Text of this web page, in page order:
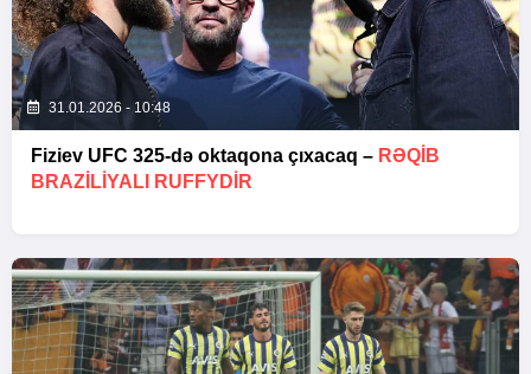
31.01.2026 - 10:48
Fiziev UFC 325-də oktaqona çıxacaq – RƏQIB
BRAZILIYALI RUFFYDIR